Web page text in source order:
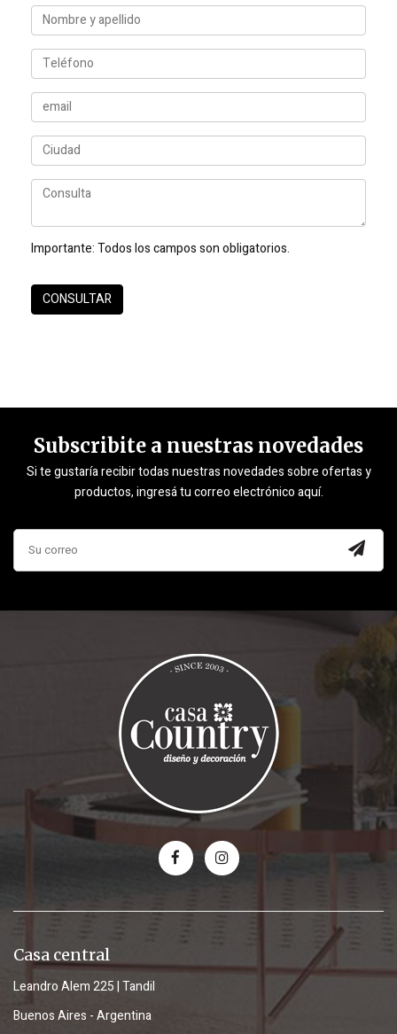
Importante:Todos los campos son obligatorios.
Subscribite a nuestras novedades
Si te gustaría recibir todas nuestras novedades sobre ofertas y
productos, ingresá tu correo electrónico aquí.
Casa central
Leandro Alem 225 | Tandil
Buenos Aires - Argentina